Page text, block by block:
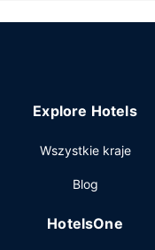
bankietowa. Do
restauracja, a przekąski —
Explore Hotels
Wszystkie kraje
Blog
HotelsOne